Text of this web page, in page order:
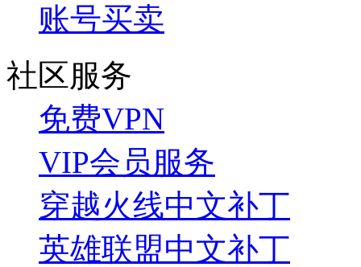
账号买卖
社区服务
免费VPN
VIP会员服务
穿越火线中文补丁
英雄联盟中文补丁